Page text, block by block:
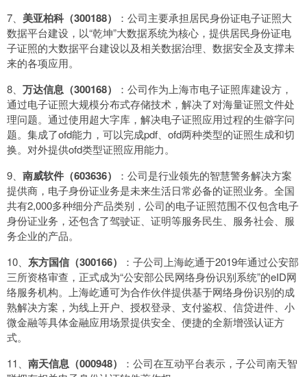
7、 美亚柏科（300188）
：公司主要承担居民身份证电子证照大
数据平台建设，以“乾坤”大数据系统为核心，提供居民身份证电
子证照的大数据平台建设以及相关数据治理、数据安全及支撑未
来的各项应用。
8、 万达信息（300168）
：公司作为上海市电子证照库建设方，
通过电子证照大规模分布式存储技术，解决了对海量证照文件处
理问题。通过使用超大字库，解决电子证照应用过程的生僻字问
题。集成了ofd能力，可以完成pdf、ofd两种类型的证照生成和切
换。对外提供ofd类型证照应用能力。
9、 南威软件（603636）
：公司是行业领先的智慧警务解决方案
提供商，电子身份证业务是未来生活日常必备的证照业务。全国
共有2,000多种细分产品类别，公司的电子证照范围不仅包含电子
身份证业务，还包含了驾驶证、证明等服务民生、服务社会、服
务企业的产品。
10、 东方国信（300166）
：子公司上海屹通于2019年通过公安部
三所资格审查，正式成为“公安部公民网络身份识别系统”的eID网
络服务机构。上海屹通可为合作伙伴提供基于网络身份识别的成
熟解决方案，为线上开户、授权登录、支付鉴权、信贷进件、小
微金融等具体金融应用场景提供安全、便捷的全新增强认证方
式。
11、 南天信息（000948）
：公司在互动平台表示，子公司南天智